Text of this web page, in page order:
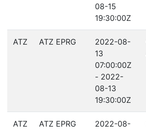
08-15
19:30:00Z
ATZ ATZ EPRG
2022-08-
13
07:00:00Z
- 2022-
08-13
19:30:00Z
ATZ ATZ EPRG
2022-08-